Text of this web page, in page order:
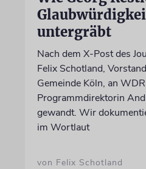
untergräbt
Nach dem X-Post des
Felix Schotland,
Gemeinde Köln, an
Programmdirektorin
gewandt. Wir
im Wortlaut
von Felix Schotland